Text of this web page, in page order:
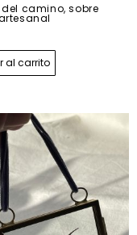
camino, sobre
al carrito